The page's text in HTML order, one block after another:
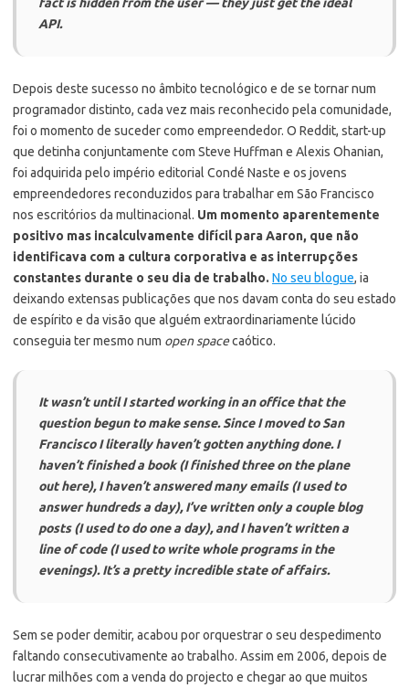
API.
Depois deste sucesso no âmbito tecnológico e de se tornar num
programador distinto, cada vez mais reconhecido pela comunidade,
foi o momento de suceder como empreendedor. O Reddit, start-up
que detinha conjuntamente com Steve Huffman e Alexis Ohanian,
foi adquirida pelo império editorial Condé Naste e os jovens
empreendedores reconduzidos para trabalhar em São Francisco
nos escritórios da multinacional. Um momento aparentemente
positivo mas incalculvamente difícil para Aaron, que não
identificava com a cultura corporativa e as interrupções
constantes durante o seu dia de trabalho. No seu blogue, ia
deixando extensas publicações que nos davam conta do seu estado
de espírito e da visão que alguém extraordinariamente lúcido
conseguia ter mesmo num open spacecaótico.
It wasn’t until I started working in an office that the
question begun to make sense. Since I moved to San
Francisco I literally haven’t gotten anything done. I
haven’t finished a book (I finished three on the plane
out here), I haven’t answered many emails (I used to
answer hundreds a day), I’ve written only a couple blog
posts (I used to do one a day), and I haven’t written a
line of code (I used to write whole programs in the
evenings). It’s a pretty incredible state of affairs.
Sem se poder demitir, acabou por orquestrar o seu despedimento
faltando consecutivamente ao trabalho. Assim em 2006, depois de
lucrar milhões com a venda do projecto e chegar ao que muitos